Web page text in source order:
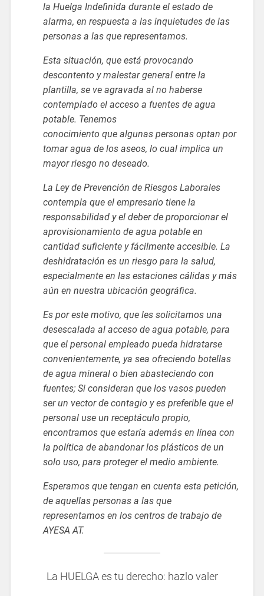
la Huelga Indefinida durante el estado de
alarma, en respuesta a las inquietudes de las
personas a las que representamos.
Esta situación, que está provocando
descontento y malestar general entre la
plantilla, se ve agravada al no haberse
contemplado el acceso a fuentes de agua
potable. Tenemos
conocimiento que algunas personas optan por
tomar agua de los aseos, lo cual implica un
mayor riesgo no deseado.
La Ley de Prevención de Riesgos Laborales
contempla que el empresario tiene la
responsabilidad y el deber de proporcionar el
aprovisionamiento de agua potable en
cantidad suficiente y fácilmente accesible. La
deshidratación es un riesgo para la salud,
especialmente en las estaciones cálidas y más
aún en nuestra ubicación geográfica.
Es por este motivo, que les solicitamos una
desescalada al acceso de agua potable, para
que el personal empleado pueda hidratarse
convenientemente, ya sea ofreciendo botellas
de agua mineral o bien abasteciendo con
fuentes; Si consideran que los vasos pueden
ser un vector de contagio y es preferible que el
personal use un receptáculo propio,
encontramos que estaría además en línea con
la política de abandonar los plásticos de un
solo uso, para proteger el medio ambiente.
Esperamos que tengan en cuenta esta petición,
de aquellas personas a las que
representamos en los centros de trabajo de
AYESA AT.
La HUELGA es tu derecho: hazlo valer